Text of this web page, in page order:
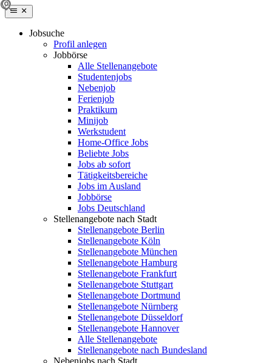
Jobsuche
Profil anlegen
Jobbörse
Alle Stellenangebote
Studentenjobs
Nebenjob
Ferienjob
Praktikum
Minijob
Werkstudent
Home-Office Jobs
Beliebte Jobs
Jobs ab sofort
Tätigkeitsbereiche
Jobs im Ausland
Jobbörse
Jobs Deutschland
Stellenangebote nach Stadt
Stellenangebote Berlin
Stellenangebote Köln
Stellenangebote München
Stellenangebote Hamburg
Stellenangebote Frankfurt
Stellenangebote Stuttgart
Stellenangebote Dortmund
Stellenangebote Nürnberg
Stellenangebote Düsseldorf
Stellenangebote Hannover
Alle Stellenangebote
Stellenangebote nach Bundesland
Nebenjobs nach Stadt